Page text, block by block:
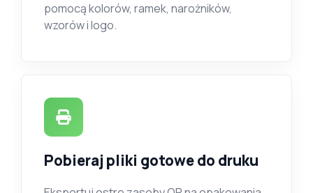
pomocą kolorów, ramek, narożników,
wzorów i logo.
Pobieraj pliki gotowe do druku